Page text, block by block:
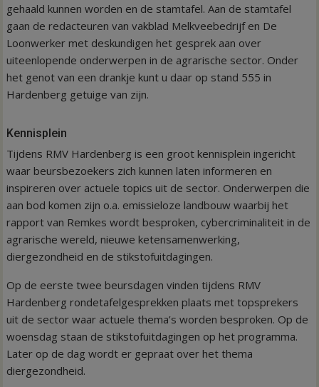
gehaald kunnen worden en de stamtafel. Aan de stamtafel
gaan de redacteuren van vakblad Melkveebedrijf en De
Loonwerker met deskundigen het gesprek aan over
uiteenlopende onderwerpen in de agrarische sector. Onder
het genot van een drankje kunt u daar op stand 555 in
Hardenberg getuige van zijn.
Kennisplein
Tijdens RMV Hardenberg is een groot kennisplein ingericht
waar beursbezoekers zich kunnen laten informeren en
inspireren over actuele topics uit de sector. Onderwerpen die
aan bod komen zijn o.a. emissieloze landbouw waarbij het
rapport van Remkes wordt besproken, cybercriminaliteit in de
agrarische wereld, nieuwe ketensamenwerking,
diergezondheid en de stikstofuitdagingen.
Op de eerste twee beursdagen vinden tijdens RMV
Hardenberg rondetafelgesprekken plaats met topsprekers
uit de sector waar actuele thema’s worden besproken. Op de
woensdag staan de stikstofuitdagingen op het programma.
Later op de dag wordt er gepraat over het thema
diergezondheid.